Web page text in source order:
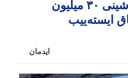
اینفانتینو ماعاشینی ۳۰ میلیون
ایسته‌ییب
ایدمان